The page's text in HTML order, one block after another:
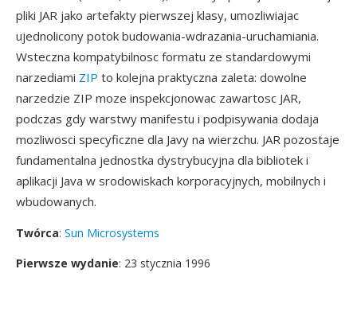
pliki JAR jako artefakty pierwszej klasy, umozliwiajac
ujednolicony potok budowania-wdrazania-uruchamiania.
Wsteczna kompatybilnosc formatu ze standardowymi
narzediami ZIP to kolejna praktyczna zaleta: dowolne
narzedzie ZIP moze inspekcjonowac zawartosc JAR,
podczas gdy warstwy manifestu i podpisywania dodaja
mozliwosci specyficzne dla Javy na wierzchu. JAR pozostaje
fundamentalna jednostka dystrybucyjna dla bibliotek i
aplikacji Java w srodowiskach korporacyjnych, mobilnych i
wbudowanych.
Twórca: Sun Microsystems
Pierwsze wydanie: 23 stycznia 1996